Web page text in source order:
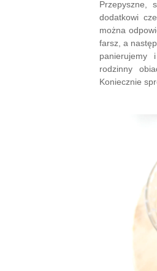
Przepyszne,
dodatkowi
można
farsz, a
panierujemy
rodzinny
Koniecznie